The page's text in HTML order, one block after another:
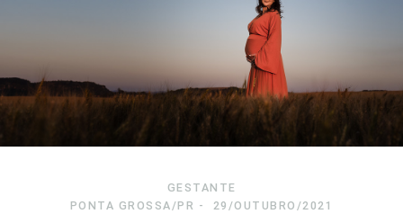
GESTANTE
PONTA GROSSA/PR
29/OUTUBRO/2021